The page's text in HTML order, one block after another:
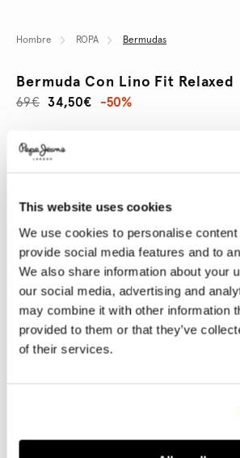
This website uses cookies
We use cookies to personalise
provide social media features and to
We also share information about your
our social media, advertising and
may combine it with other information
provided to them or that they’ve
of their services.
Hombre ROPA Bermudas
Bermuda Con Lino Fit Relaxed
34,50€
69€ -50%
Promotions
Variations
COLORES:
SELECCIONAR TALLA:
28 29 30 31
33 34 36 38
Guía de tallas